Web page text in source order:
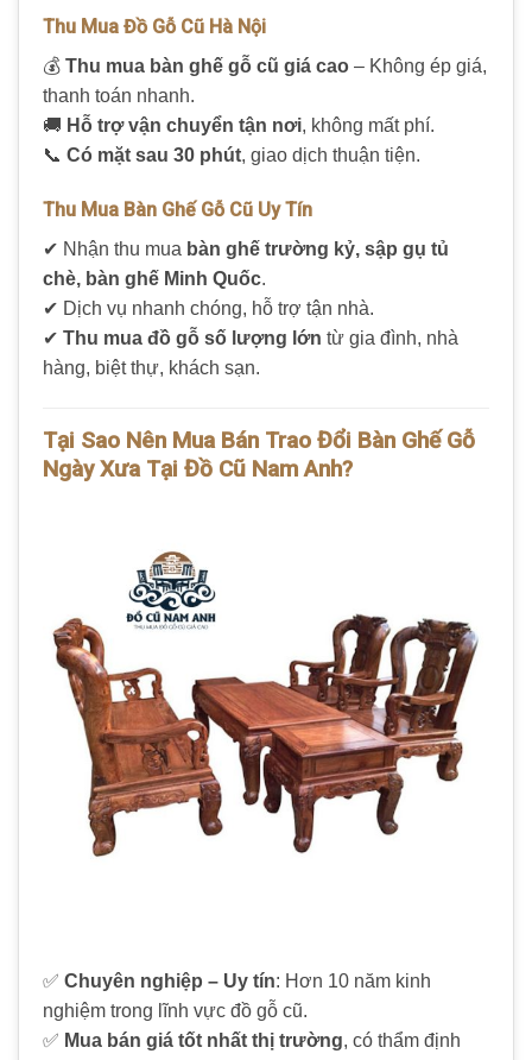
Thu Mua Đồ Gỗ Cũ Hà Nội
💰 Thu mua bàn ghế gỗ cũ giá cao – Không ép giá,
thanh toán nhanh.
🚚 Hỗ trợ vận chuyển tận nơi, không mất phí.
📞 Có mặt sau 30 phút, giao dịch thuận tiện.
Thu Mua Bàn Ghế Gỗ Cũ Uy Tín
✔ Nhận thu mua bàn ghế trường kỷ, sập gụ tủ
chè, bàn ghế Minh Quốc.
✔ Dịch vụ nhanh chóng, hỗ trợ tận nhà.
✔ Thu mua đồ gỗ số lượng lớn từ gia đình, nhà
hàng, biệt thự, khách sạn.
Tại Sao Nên Mua Bán Trao Đổi Bàn Ghế Gỗ
Ngày Xưa Tại Đồ Cũ Nam Anh?
✅ Chuyên nghiệp – Uy tín: Hơn 10 năm kinh
nghiệm trong lĩnh vực đồ gỗ cũ.
✅ Mua bán giá tốt nhất thị trường, có thẩm định